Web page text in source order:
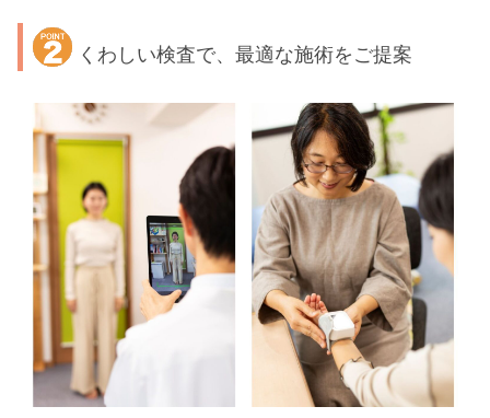
くわしい検査で、最適な施術をご提案